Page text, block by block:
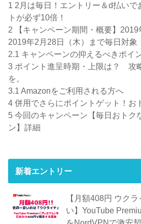
1 2月は毎日！エントリー＆d払いで
トが必ず10倍！
2 【キャンペーン期間・概要】
2019年2月28日（木）まで毎日対象
2.1 キャンペーンの抑えるべきポイ
3 ポイント進呈時期・上限は？ 攻
を。
3.1 Amazonをご利用される方へ
4 併用でさらにポイントゲット！お
5 今回のキャンペーン【毎日おトク
ン】詳細
新着エントリー
【月額408円 ウク
い】YouTube